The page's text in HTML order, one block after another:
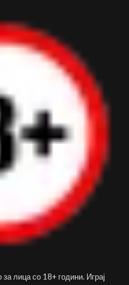
лица со 18+ години. Играј